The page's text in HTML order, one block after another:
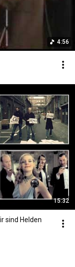
4:56
15:32
sind Helden